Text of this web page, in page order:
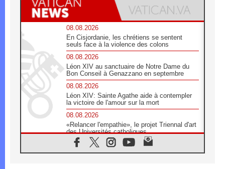
08.08.2026
En Cisjordanie, les chrétiens se sentent
seuls face à la violence des colons
08.08.2026
Léon XIV au sanctuaire de Notre Dame du
Bon Conseil à Genazzano en septembre
08.08.2026
Léon XIV: Sainte Agathe aide à contempler
la victoire de l'amour sur la mort
08.08.2026
«Relancer l'empathie», le projet Triennal d'art
des Universités catholiques
08.08.2026
Signis 2026, donner la parole aux religieuses